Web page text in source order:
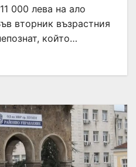
000 лева на ало
вторник възрастния
който…